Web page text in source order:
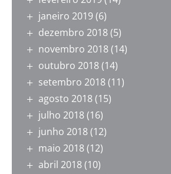
janeiro 2019(6)
dezembro 2018(5)
novembro 2018(14)
outubro 2018(14)
setembro 2018(11)
agosto 2018(15)
julho 2018(16)
junho 2018(12)
maio 2018(12)
abril 2018(10)